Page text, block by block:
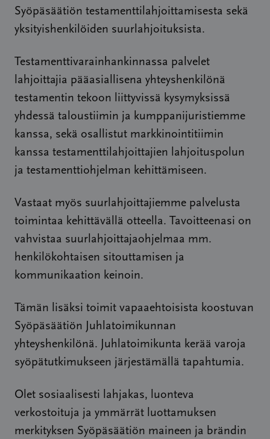
Syöpäsäätiön testamenttilahjoittamisesta sekä
yksityishenkilöiden suurlahjoituksista.
Testamenttivarainhankinnassa palvelet
lahjoittajia pääasiallisena yhteyshenkilönä
testamentin tekoon liittyvissä kysymyksissä
yhdessä taloustiimin ja kumppanijuristiemme
kanssa, sekä osallistut markkinointitiimin
kanssa testamenttilahjoittajien lahjoituspolun
ja testamenttiohjelman kehittämiseen.
Vastaat myös suurlahjoittajiemme palvelusta
toimintaa kehittävällä otteella. Tavoitteenasi on
vahvistaa suurlahjoittajaohjelmaa mm.
henkilökohtaisen sitouttamisen ja
kommunikaation keinoin.
Tämän lisäksi toimit vapaaehtoisista koostuvan
Syöpäsäätiön Juhlatoimikunnan
yhteyshenkilönä. Juhlatoimikunta kerää varoja
syöpätutkimukseen järjestämällä tapahtumia.
Olet sosiaalisesti lahjakas, luonteva
verkostoituja ja ymmärrät luottamuksen
merkityksen Syöpäsäätiön maineen ja brändin